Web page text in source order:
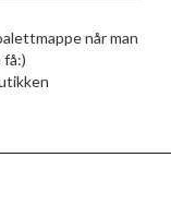
når man